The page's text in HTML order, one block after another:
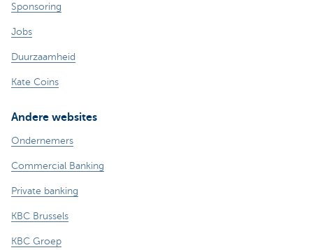
Sponsoring
Jobs
Duurzaamheid
Kate Coins
Andere websites
Ondernemers
Commercial Banking
Private banking
KBC Brussels
KBC Groep